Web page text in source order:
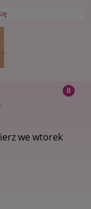
we wtorek